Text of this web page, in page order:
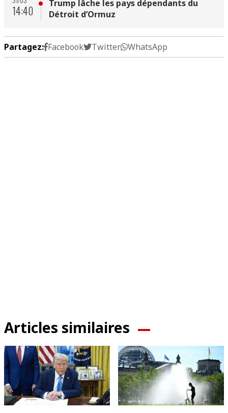
14:40
Trump lâche les pays dépendants du
Détroit d’Ormuz
Partagez: Facebook Twitter WhatsApp
Articles similaires